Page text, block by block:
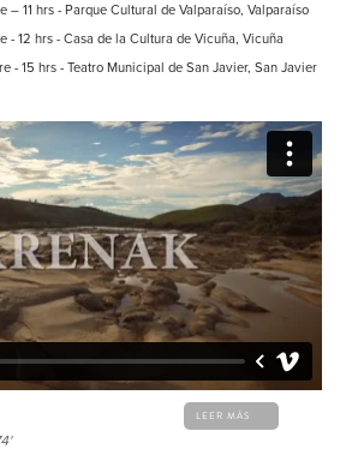
– 11 hrs - Parque Cultural de Valparaíso, Valparaíso
- 12 hrs - Casa de la Cultura de Vicuña, Vicuña
- 15 hrs - Teatro Municipal de San Javier, San Javier
LEER MÁS